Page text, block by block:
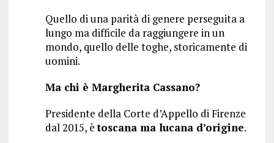
Quello di una parità di genere perseguita a
lungo ma difficile da raggiungere in un
mondo, quello delle toghe, storicamente di
uomini.
Ma chi è Margherita Cassano?
Presidente della Corte d’Appello di Firenze
dal 2015, ètoscana ma lucana d’origine.